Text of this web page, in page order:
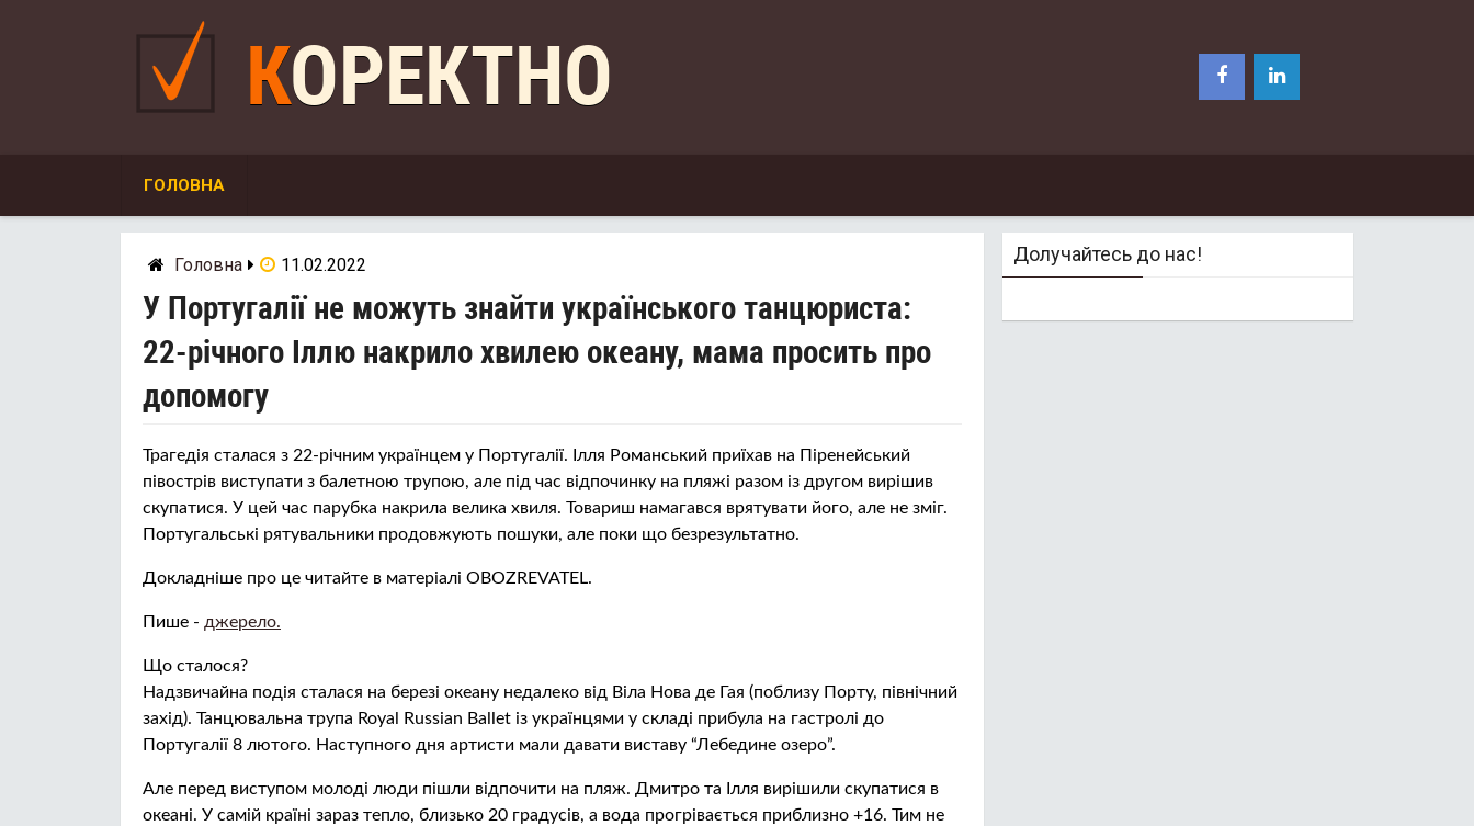
КОРЕКТНО
ГОЛОВНА
Головна 11.02.2022
У Португалії не можуть знайти українського танцюриста:
22-річного Іллю накрило хвилею океану, мама просить про
допомогу
Трагедія сталася з 22-річним українцем у Португалії. Ілля Романський приїхав на Піренейський
півострів виступати з балетною трупою, але під час відпочинку на пляжі разом із другом вирішив
скупатися. У цей час парубка накрила велика хвиля. Товариш намагався врятувати його, але не зміг.
Португальські рятувальники продовжують пошуки, але поки що безрезультатно.
Докладніше про це читайте в матеріалі OBOZREVATEL.
Пише - джерело.
Що сталося?
Надзвичайна подія сталася на березі океану недалеко від Віла Нова де Гая (поблизу Порту, північний
захід). Танцювальна трупа Royal Russian Ballet із українцями у складі прибула на гастролі до
Португалії 8 лютого. Наступного дня артисти мали давати виставу “Лебедине озеро”.
Але перед виступом молоді люди пішли відпочити на пляж. Дмитро та Ілля вирішили скупатися в
океані. У самій країні зараз тепло, близько 20 градусів, а вода прогрівається приблизно +16. Тим не
Долучайтесь до нас!